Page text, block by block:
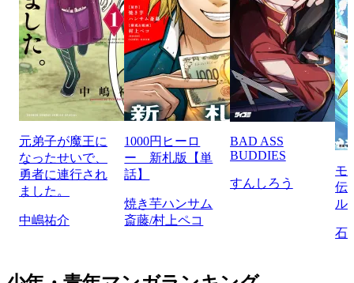
元弟子が魔王に
なったせいで、
勇者に連行され
ました。
中嶋祐介
1000円ヒーロ
ー 新札版【単
話】
焼き芋ハンサム
斎藤/村上ペコ
BAD ASS
BUDDIES
すんしろう
モ
伝
ル
石